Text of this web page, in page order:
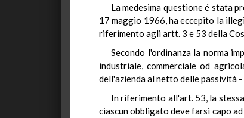
La medesima questione é stata
17 maggio 1966, ha eccepito la
riferimento agli artt. 3 e 53 della
Secondo l'ordinanza la norma
industriale, commerciale od
dell'azienda al netto delle passività
In riferimento all'art. 53, la
ciascun obbligato deve farsi capo